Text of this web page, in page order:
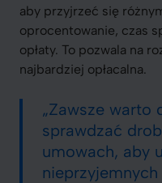
aby przyjrzeć się
oprocentowanie, czas
opłaty. To pozwala na
najbardziej opłacalna.
„Zawsze warto
sprawdzać
umowach, aby